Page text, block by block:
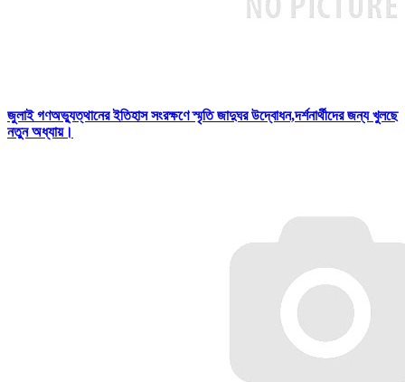
জুলাই গণঅভ্যুত্থানের ইতিহাস সংরক্ষণে স্মৃতি জাদুঘর উদ্বোধন,দর্শনার্থীদের জন্য খুলছে
নতুন অধ্যায়।